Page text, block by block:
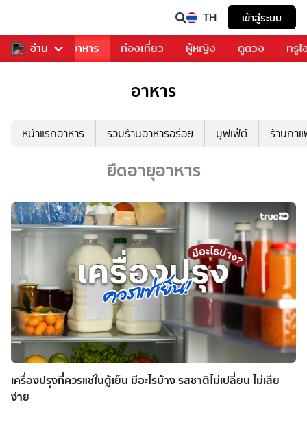
TH เข้าสู่ระบบ
อ่าน
การเพลง อาหาร ท่องเที่ยว ผู้หญิง ดูดวง ทรู
อาหาร
หน้าแรกอาหาร รวมร้านอาหารอร่อย บุฟเฟ่ต์ ร้านกา
ยืดอายุอาหาร
เครื่องปรุงที่ควรแช่ในตู้เย็น มีอะไรบ้าง รสชาติไม่เปลี่ยน ไม่เสีย
ง่าย